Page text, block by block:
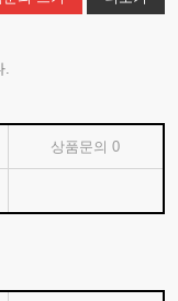
상품문의0